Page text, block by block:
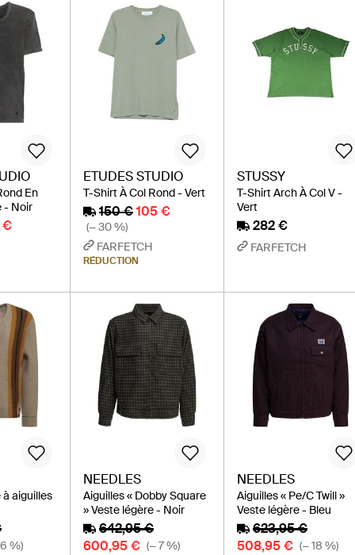
En
- Noir
€
ETUDES STUDIO
T-Shirt À Col Rond - Vert
150 € 105 €
(− 30 %)
FARFETCH
RÉDUCTION
STUSSY
T-Shirt Arch À Col V -
Vert
282 €
FARFETCH
aiguilles
%)
NEEDLES
Aiguilles « Dobby Square
» Veste légère - Noir
642,95 €
600,95 € (− 7 %)
NEEDLES
Aiguilles « Pe/C Twill »
Veste légère - Bleu
623,95 €
508,95 € (− 18 %)